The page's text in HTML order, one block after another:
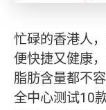
忙碌的香港人
便快捷又健康
脂肪含量都不
全中心测试10